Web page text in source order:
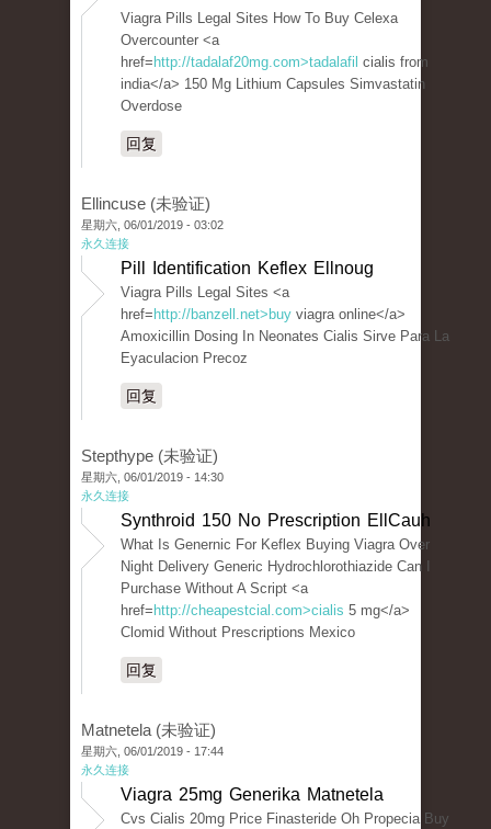
Viagra Pills Legal Sites How To Buy Celexa
Overcounter <a
href= http://tadalaf20mg.com>tadalafil cialis from
india</a> 150 Mg Lithium Capsules Simvastatin
Overdose
回复
Ellincuse (未验证)
星期六, 06/01/2019 - 03:02
永久连接
Pill Identification Keflex Ellnoug
Viagra Pills Legal Sites <a
href= http://banzell.net>buy viagra online</a>
Amoxicillin Dosing In Neonates Cialis Sirve Para La
Eyaculacion Precoz
回复
Stepthype (未验证)
星期六, 06/01/2019 - 14:30
永久连接
Synthroid 150 No Prescription EllCauh
What Is Genernic For Keflex Buying Viagra Over
Night Delivery Generic Hydrochlorothiazide Can I
Purchase Without A Script <a
href= http://cheapestcial.com>cialis 5 mg</a>
Clomid Without Prescriptions Mexico
回复
Matnetela (未验证)
星期六, 06/01/2019 - 17:44
永久连接
Viagra 25mg Generika Matnetela
Cvs Cialis 20mg Price Finasteride Oh Propecia Buy